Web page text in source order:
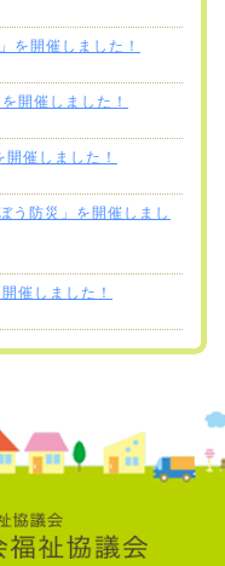
を開催しました！
開催しました！
催しました！
う防災」を開催しまし
催しました！